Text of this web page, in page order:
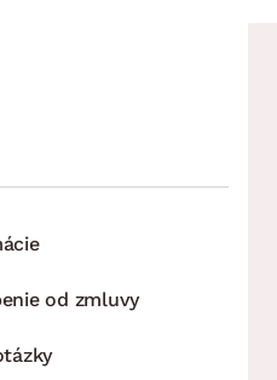
od zmluvy